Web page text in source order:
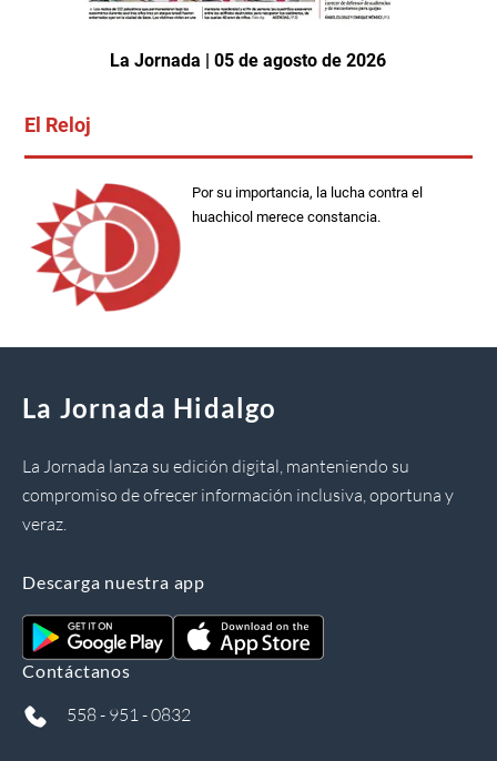
La Jornada | 05 de agosto de 2026
El Reloj
Por su importancia, la lucha contra el
huachicol merece constancia.
La Jornada Hidalgo
La Jornada lanza su edición digital, manteniendo su
compromiso de ofrecer información inclusiva, oportuna y
veraz.
Descarga nuestra app
Contáctanos
558 - 951 - 0832